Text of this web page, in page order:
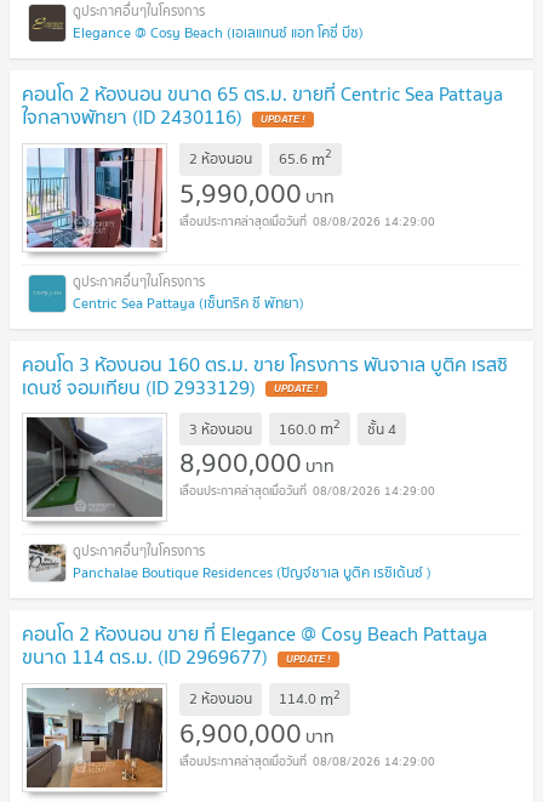
Elegance @ Cosy Beach (เอเลแกนซ์ แอท โคซี่ บีช)
คอนโด 2 ห้องนอน ขนาด 65 ตร.ม. ขายที่ Centric Sea Pattaya
ใจกลางพัทยา (ID 2430116) UPDATE !
2 ห้องนอน 65.6 m2
5,990,000 บาท
08/08/2026 14:29:00
Centric Sea Pattaya (เซ็นทริค ซี พัทยา)
คอนโด 3 ห้องนอน 160 ตร.ม. ขาย โครงการ พันจาเล บูติค เรสซิ
เดนซ์ จอมเทียน (ID 2933129) UPDATE !
3 ห้องนอน 160.0 m2 ชั้น4
8,900,000 บาท
08/08/2026 14:29:00
Panchalae Boutique Residences (ปัญจ์ชาเล บูติค เรซิเด้นซ์ )
คอนโด 2 ห้องนอน ขาย ที่ Elegance @ Cosy Beach Pattaya
ขนาด 114 ตร.ม. (ID 2969677) UPDATE !
2 ห้องนอน 114.0 m2
6,900,000 บาท
08/08/2026 14:29:00